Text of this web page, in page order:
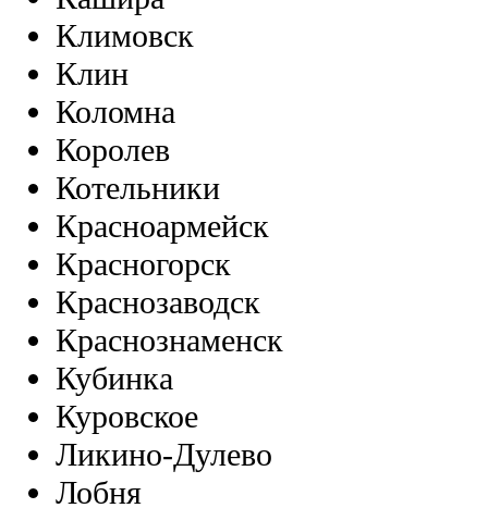
Климовск
Клин
Коломна
Королев
Котельники
Красноармейск
Красногорск
Краснозаводск
Краснознаменск
Кубинка
Куровское
Ликино-Дулево
Лобня